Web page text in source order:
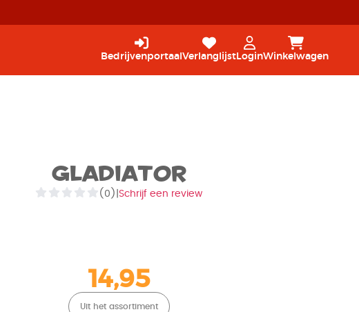
Bedrijvenportaal Verlanglijst LoginWinkelwagen
Gladiator
(0) Schrijf een review
14,95
Uit het assortiment